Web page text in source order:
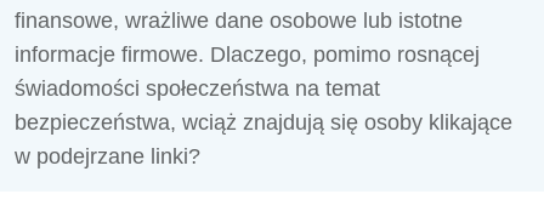
finansowe, wrażliwe dane osobowe lub istotne
informacje firmowe. Dlaczego, pomimo rosnącej
świadomości społeczeństwa na temat
bezpieczeństwa, wciąż znajdują się osoby klikające
w podejrzane linki?